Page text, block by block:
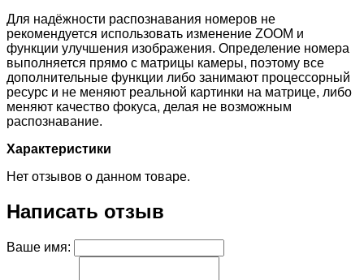
Для надёжности распознавания номеров не
рекомендуется использовать изменение ZOOM и
функции улучшения изображения. Определение номера
выполняется прямо с матрицы камеры, поэтому все
дополнительные функции либо занимают процессорный
ресурс и не меняют реальной картинки на матрице, либо
меняют качество фокуса, делая не возможным
распознавание.
Характеристики
Нет отзывов о данном товаре.
Написать отзыв
Ваше имя: